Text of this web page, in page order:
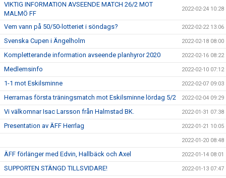
VIKTIG INFORMATION AVSEENDE MATCH 26/2 MOT
MALMÖ FF
2022-02-24 10:28
Vem vann på 50/50-lotteriet i söndags? 2022-02-22 13:06
Svenska Cupen i Ängelholm 2022-02-18 08:00
Kompletterande information avseende planhyror 2020 2022-02-16 08:22
Medlemsinfo 2022-02-10 07:12
1-1 mot Eskilsminne 2022-02-07 09:03
Herrarnas första träningsmatch mot Eskilsminne lördag 5/2 2022-02-04 09:29
Vi välkomnar Isac Larsson från Halmstad BK. 2022-01-31 07:38
Presentation av ÄFF Herrlag 2022-01-21 10:05
2022-01-20 08:48
ÄFF förlänger med Edvin, Hallbäck och Axel 2022-01-14 08:01
SUPPORTEN STÄNGD TILLSVIDARE! 2022-01-13 07:47